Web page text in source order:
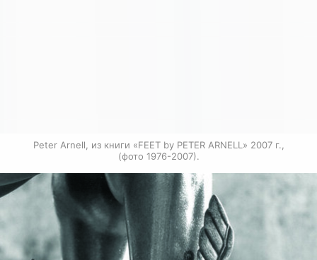
Peter Arnell, из книги «FEET by PETER ARNELL» 2007 г.,
(фото 1976-2007).